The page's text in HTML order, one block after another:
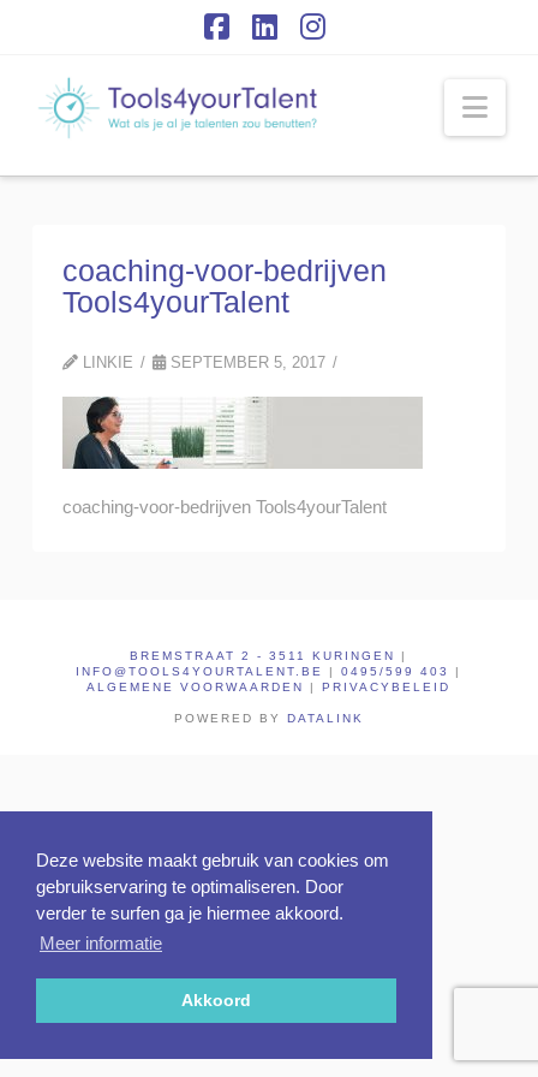
Deze website maakt gebruik van cookies om
gebruikservaring te optimaliseren. Door
verder te surfen ga je hiermee akkoord.
Meer informatie
Akkoord
coaching-voor-bedrijven
Tools4yourTalent
LINKIE SEPTEMBER 5, 2017
coaching-voor-bedrijven Tools4yourTalent
BREMSTRAAT 2 - 3511 KURINGEN
INFO@TOOLS4YOURTALENT.BE
|0495/599 403
ALGEMENE VOORWAARDEN
PRIVACYBELEID
POWERED BY DATALINK